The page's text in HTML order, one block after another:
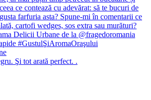
Şi tot arată perfect. .